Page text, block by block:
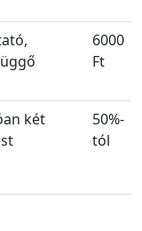
6000
Ft
két
50%-
tól